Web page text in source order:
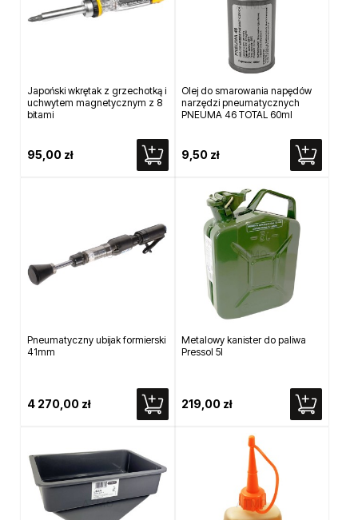
Japoński wkrętak z grzechotką i
uchwytem magnetycznym z 8
bitami
95,00 zł
Olej do smarowania napędów
narzędzi pneumatycznych
PNEUMA 46 TOTAL 60ml
9,50 zł
Pneumatyczny ubijak formierski
41mm
4 270,00 zł
Metalowy kanister do paliwa
Pressol 5l
219,00 zł